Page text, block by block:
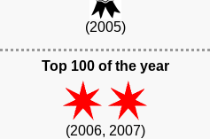
(2005)
Top 100 of the year
(2006, 2007)